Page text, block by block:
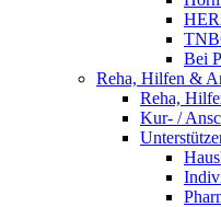
Bei
Reha, Hilfen &
Reha,
Kur- /